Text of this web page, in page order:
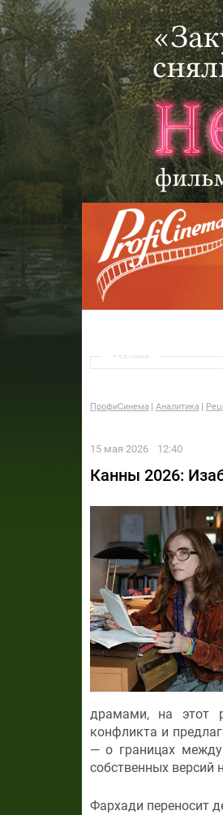
Реклама
ПрофиСинема Аналитика
15 мая 2026 12:40
Канны 2026:
драмами, на этот
конфликта и
— о границах
собственных версий
Фархади переносит